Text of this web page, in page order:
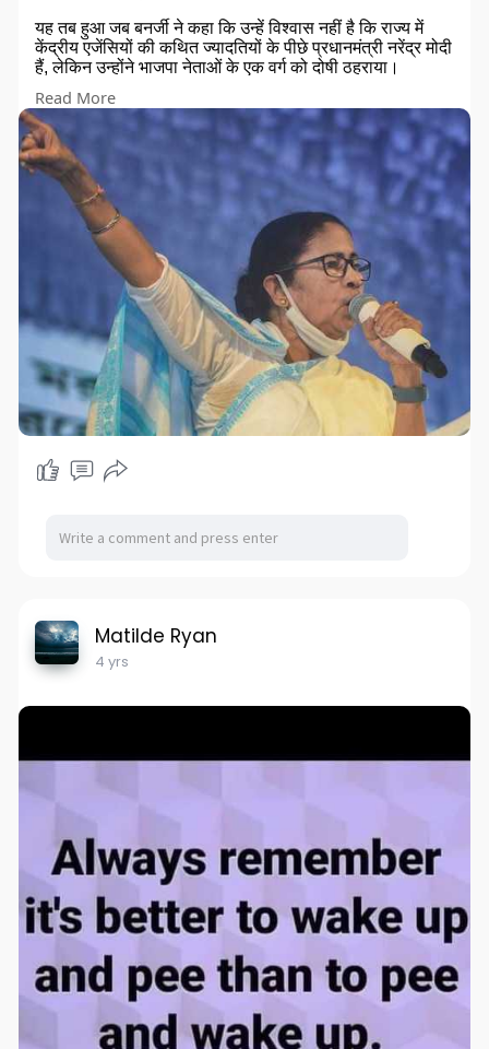
यह तब हुआ जब बनर्जी ने कहा कि उन्हें विश्वास नहीं है कि राज्य में
केंद्रीय एजेंसियों की कथित ज्यादतियों के पीछे प्रधानमंत्री नरेंद्र मोदी
हैं, लेकिन उन्होंने भाजपा नेताओं के एक वर्ग को दोषी ठहराया।
भाजपा आईटी सेल के प्रमुख और पार्टी के पश्चिम बंगाल के सह-प्रभारी
अमित मालवीय ने ट्विटर पर कहा कि बनर्जी की पूरी सरकार, शीर्ष
मंत्री, पार्टी पदाधिकारी और तत्काल परिवार केंद्रीय एजेंसियों के रडार
पर है क्योंकि अदालत ने जांच का आदेश दिया है।
Read More
Matilde Ryan
4 yrs